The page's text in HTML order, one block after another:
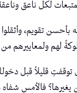
لكل ناعق
بأحسن تقويم،
لهم ولمعاييرهم من
توقفتِ قليلاً قبل
فالأمس شفاه